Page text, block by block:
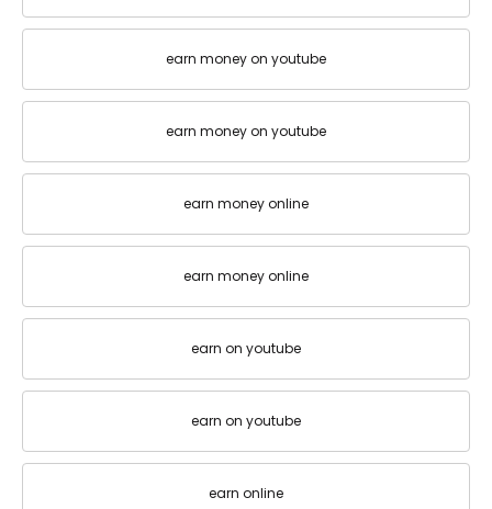
earn money on youtube
earn money on youtube
earn money online
earn money online
earn on youtube
earn on youtube
earn online